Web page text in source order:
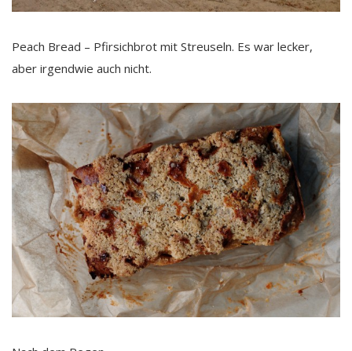
Peach Bread – Pfirsichbrot mit Streuseln. Es war lecker,
aber irgendwie auch nicht.